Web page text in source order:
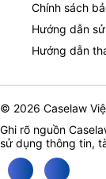
Chính sách
Hướng dẫn
Hướng dẫn
© 2026 Caselaw
Ghi rõ nguồn
sử dụng thông tin,